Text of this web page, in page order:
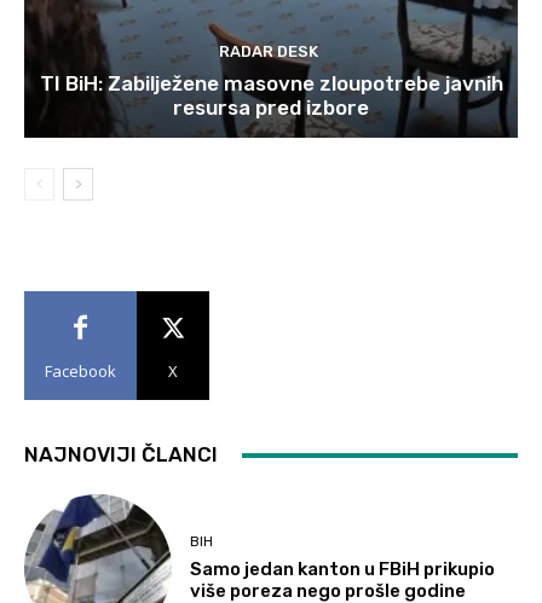
RADAR DESK
TI BiH: Zabilježene masovne zloupotrebe javnih
resursa pred izbore
Facebook X
NAJNOVIJI ČLANCI
BIH
Samo jedan kanton u FBiH prikupio
više poreza nego prošle godine